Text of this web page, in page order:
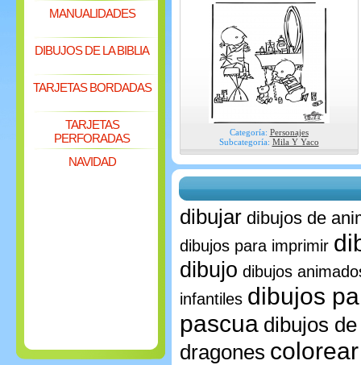
MANUALIDADES
DIBUJOS DE LA BIBLIA
TARJETAS BORDADAS
TARJETAS
PERFORADAS
NAVIDAD
Categoría: Personajes
Subcategoría: Mila Y Yaco
dibujar dibujos de
dibujos para imprimir
dibujo dibujos
infantiles dibujos
pascua dibujos
dragones colorear